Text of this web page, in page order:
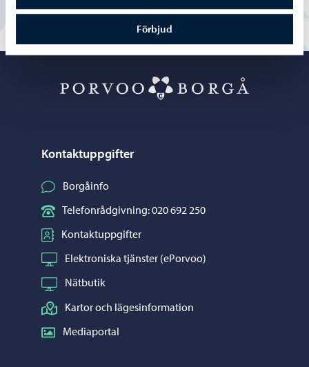
Förbjud
Kontaktuppgifter
Borgåinfo
Telefonrådgivning: 020 692 250
Kontaktuppgifter
Elektroniska tjänster (ePorvoo)
Nätbutik
Kartor och lägesinformation
Mediaportal